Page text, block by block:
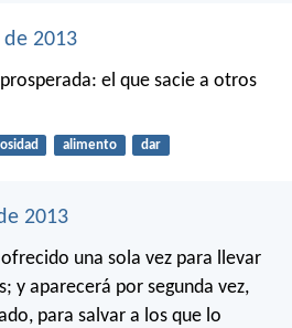
2013
el que sacie a otros
alimento dar
2013
una sola vez para llevar
y aparecerá por segunda vez,
para salvar a los que lo